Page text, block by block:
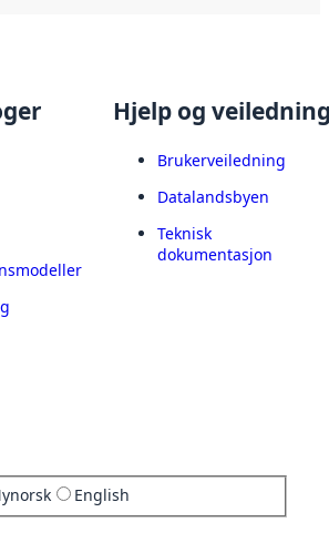
Hjelp og
Brukerveiledning
Datalandsbyen
Teknisk
dokumentasjon
English